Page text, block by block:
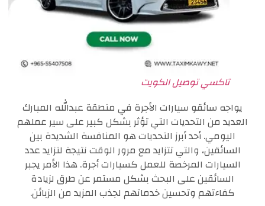
تاكسي توصيل الكويت
يواجه سائقو سيارات الأجرة في منطقة عبدالله المبارك
العديد من التحديات التي تؤثر بشكل كبير على سير عملهم
اليومي. أحد أبرز التحديات هو المنافسة الشديدة بين
السائقين، والتي تتزايد مع مرور الوقت نتيجة لتزايد عدد
السيارات المرخصة للعمل كسيارات أجرة. هذا الأمر يجبر
السائقين على البحث بشكل مستمر عن طرق لزيادة
كفاءتهم وتحسين خدماتهم لجذب المزيد من الزبائن.